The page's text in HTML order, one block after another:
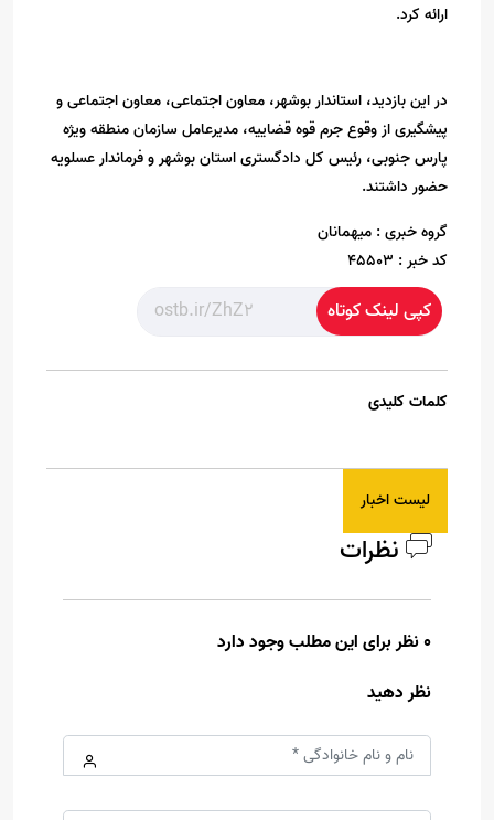
ارائه کرد.
در این بازدید، استاندار بوشهر، معاون اجتماعی، معاون اجتماعی و
پیشگیری از وقوع جرم قوه قضاییه، مدیرعامل سازمان منطقه ویژه
پارس جنوبی، رئیس کل دادگستری استان بوشهر و فرماندار عسلویه
حضور داشتند.
گروه خبری : میهمانان
کد خبر : 45503
کپی لینک کوتاه
کلمات کلیدی
لیست اخبار
نظرات
0 نظر برای این مطلب وجود دارد
نظر دهید